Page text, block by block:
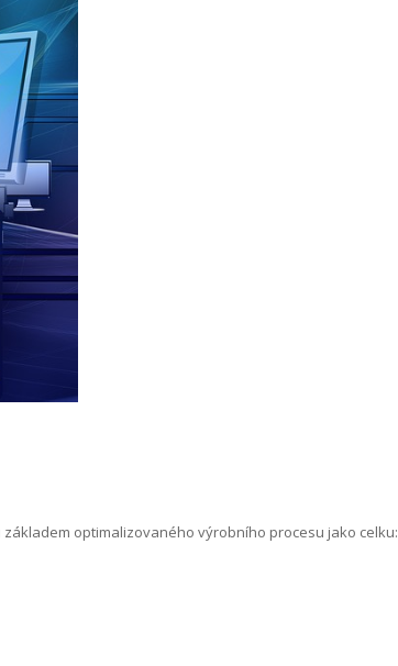
optimalizovaného výrobního procesu jako celku: